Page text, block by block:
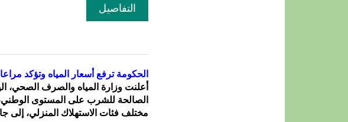
التفاصيل
الحكومة ترفع أسعار المياه وتؤكد
أعلنت وزارة المياه والصرف الصحي،
الصالحة للشرب على المستوى
مختلف فئات الاستهلاك المنزلي، إلى